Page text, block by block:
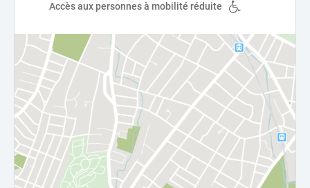
Accès aux personnes à mobilité réduite